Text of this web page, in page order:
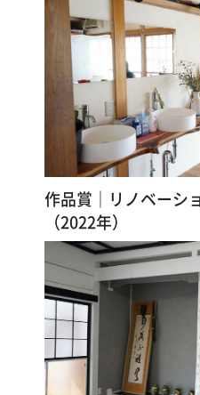
作品賞｜リノベーシ
（2022年）